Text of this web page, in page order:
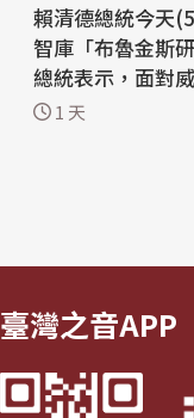
賴清德總統今天
智庫「布魯金斯
總統表示，面對
全球供應鏈重組
1 天
臺灣之音APP